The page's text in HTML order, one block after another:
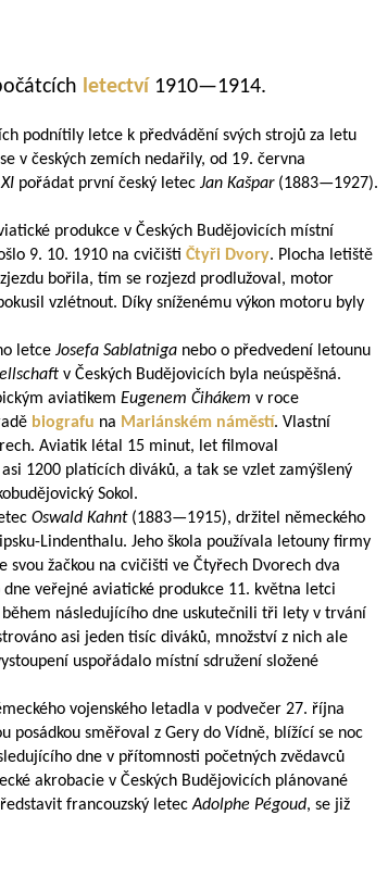
letectví 1910—1914.
podnítily letce k předvádění svých strojů za letu
v českých zemích nedařily, od 19. června
pořádat první český letec Jan Kašpar(1883—1927).
produkce v Českých Budějovicích místní
9. 10. 1910 na cvičišti Čtyři Dvory. Plocha letiště
bořila, tím se rozjezd prodlužoval, motor
vzlétnout. Díky sníženému výkon motoru byly
letce Josefa Sablatniga nebo o předvedení letounu
v Českých Budějovicích byla neúspěšná.
aviatikem Eugenem Čihákem v roce
biografu na Mariánském náměstí. Vlastní
Aviatik létal 15 minut, let filmoval
1200 platících diváků, a tak se vzlet zamýšlený
Sokol.
Oswald Kahnt(1883—1915), držitel německého
Lindenthalu. Jeho škola používala letouny firmy
svou žačkou na cvičišti ve Čtyřech Dvorech dva
veřejné aviatické produkce 11. května letci
následujícího dne uskutečnili tři lety v trvání
asi jeden tisíc diváků, množství z nich ale
uspořádalo místní sdružení složené
vojenského letadla v podvečer 27. října
posádkou směřoval z Gery do Vídně, blížící se noc
dne v přítomnosti početných zvědavců
akrobacie v Českých Budějovicích plánované
francouzský letecAdolphe Pégoud, se již